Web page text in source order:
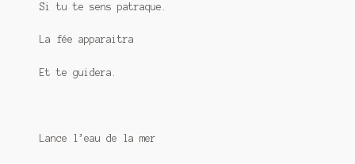
Mon Compte
Si tu te sens patraque.
La fée apparaitra
Et te guidera.
Lance l’eau de la mer